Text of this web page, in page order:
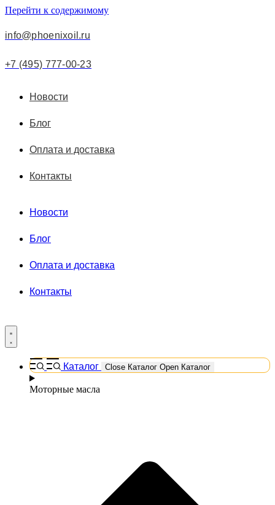
Перейти к содержимому
info@phoenixoil.ru
+7 (495) 777-00-23
Новости
Блог
Оплата и доставка
Контакты
Новости
Блог
Оплата и доставка
Контакты
Каталог Close Каталог Open Каталог
Моторные масла